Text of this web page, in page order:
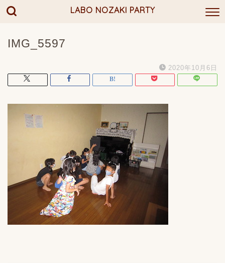
LABO NOZAKI PARTY
IMG_5597
2020年10月6日